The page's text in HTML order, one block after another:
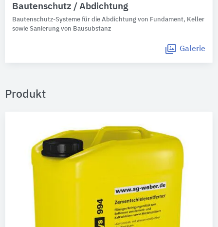
Bautenschutz / Abdichtung
Bautenschutz-Systeme für die Abdichtung von Fundament, Keller
sowie Sanierung von Bausubstanz
Galerie
Produkt